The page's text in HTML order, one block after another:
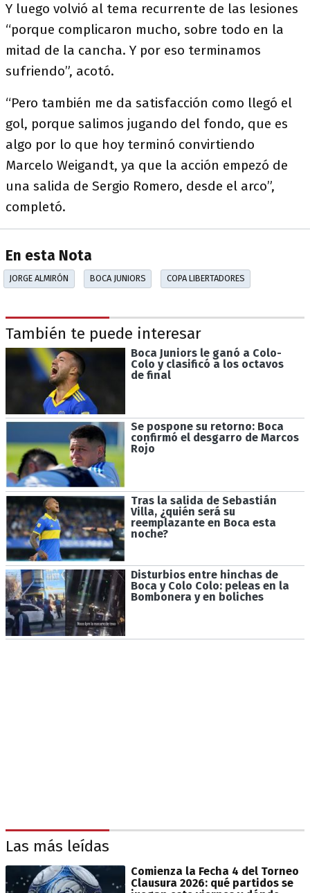
Y luego volvió al tema recurrente de las lesiones
“porque complicaron mucho, sobre todo en la
mitad de la cancha. Y por eso terminamos
sufriendo”, acotó.
“Pero también me da satisfacción como llegó el
gol, porque salimos jugando del fondo, que es
algo por lo que hoy terminó convirtiendo
Marcelo Weigandt, ya que la acción empezó de
una salida de Sergio Romero, desde el arco”,
completó.
En esta Nota
JORGE ALMIRÓN BOCA JUNIORS COPA LIBERTADORES
También te puede interesar
Boca Juniors le ganó a Colo-
Colo y clasificó a los octavos
de final
Se pospone su retorno: Boca
confirmó el desgarro de Marcos
Rojo
Tras la salida de Sebastián
Villa, ¿quién será su
reemplazante en Boca esta
noche?
Disturbios entre hinchas de
Boca y Colo Colo: peleas en la
Bombonera y en boliches
Las más leídas
Comienza la Fecha 4 del Torneo
Clausura 2026: qué partidos se